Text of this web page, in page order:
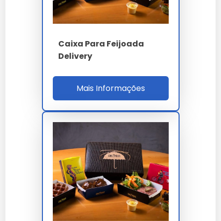
PARÂMETRO ESPECIFICAÇÃO
300g onda B
radial
Crocância
25 min IR
termográfico
Norma
RDC 105 / FSC /
FEFCO 0213
Caixa Para Feijoada
Delivery
Mais Informações